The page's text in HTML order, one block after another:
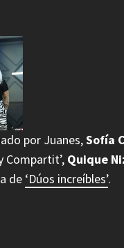
por Juanes,Sofía
Compartit’, Quique
de ‘Dúos increíbles’.